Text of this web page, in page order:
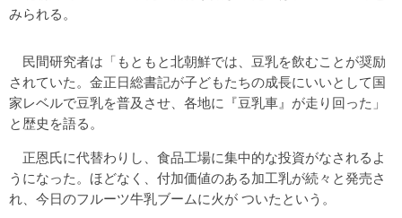
みられる。
民間研究者は「もともと北朝鮮では、豆乳を飲むことが奨励
されていた。金正日総書記が子どもたちの成長にいいとして国
家レベルで豆乳を普及させ、各地に『豆乳車』が走り回った」
と歴史を語る。
正恩氏に代替わりし、食品工場に集中的な投資がなされるよ
うになった。ほどなく、付加価値のある加工乳が続々と発売さ
れ、今日のフルーツ牛乳ブームに火が ついたという。